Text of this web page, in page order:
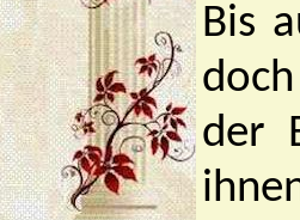
Bis
der